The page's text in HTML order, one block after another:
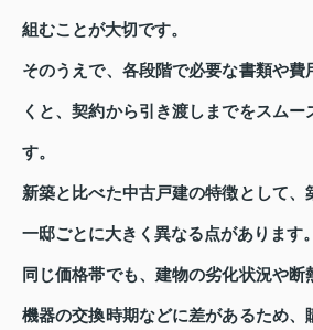
組むことが大切です。
そのうえで、各段階で必要な書類や費
くと、契約から引き渡しまでをスムー
す。
新築と比べた中古戸建の特徴として、
一邸ごとに大きく異なる点があります。
同じ価格帯でも、建物の劣化状況や断
機器の交換時期などに差があるため、